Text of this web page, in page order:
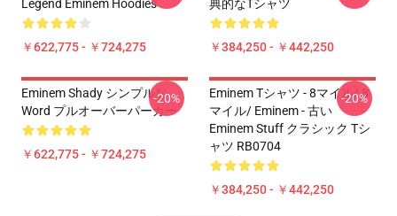
Legend Eminem Hoodies
￥622,775 - ￥724,275
典的なTシャツ
￥384,250 - ￥442,250
Eminem Shady シンプルな
Word プルオーバーパーカー
￥622,775 - ￥724,275
-20%
Eminem Tシャツ - 8マイル/ 8
マイル/ Eminem - 古い
Eminem Stuff クラシック Tシ
ャツ RB0704
￥384,250 - ￥442,250
-20%